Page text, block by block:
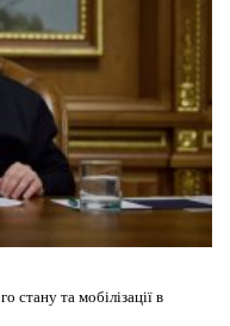
стану та мобілізації в